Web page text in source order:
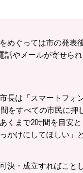
めぐっては市の発表
話やメールが寄せら
長は「スマートフォ
をすべての市民に押
くまで2時間を目安
かけにしてほしい」
決・成立すればこと